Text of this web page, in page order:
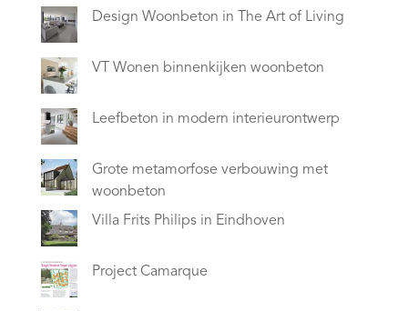
Design Woonbeton in The Art of Living
VT Wonen binnenkijken woonbeton
Leefbeton in modern interieurontwerp
Grote metamorfose verbouwing met
woonbeton
Villa Frits Philips in Eindhoven
Project Camarque